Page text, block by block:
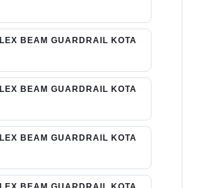
BEAM GUARDRAIL KOTA
BEAM GUARDRAIL KOTA
BEAM GUARDRAIL KOTA